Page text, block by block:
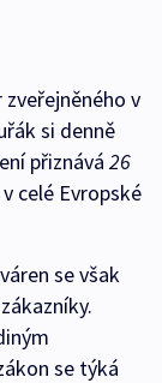
v
si denně
přiznává 26
celé Evropské
se však
se týká